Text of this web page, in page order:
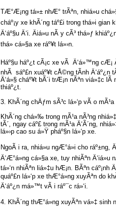
TÆ°Æ¡ng tá»± nhÆ° trÃªn, nhiá»u
cháº¡y xe khÃ´ng táº£i trong thá»i gian
Ä‘áº§u Ä‘i. Äiá»u nÃ y cÃ³ thá»ƒ
thá» cá»§a xe ráº¥t lá»›n.
Háº§u háº¿t cÃ¡c xe vÃ Ä‘á»™ng cÆ¡
nhÃ sáº£n xuáº¥t cÅ©ng tÃ­nh Ä‘áº¿n
Ä‘á»§ cháº¥t bÃ´i trÆ¡n nÃªn viá»‡c lÃ
thiáº¿t.
3. KhÃ´ng chÄƒm sÃ³c lá»‘p vÃ o mÃ¹a
KhÃ´ng chá»‰ trong mÃ¹a nÃ³ng
tÃ´, ngay cáº£ trong mÃ¹a Ä‘Ã´ng,
lá»›p cao su á»Ÿ pháº§n lá»‘p xe.
NgoÃ i ra, nhiá»u ngÆ°á»i cho
Ä‘Æ°á»ng cá»§a xe, tuy nhiÃªn
tá»‘n nhiÃªn liá»‡u hÆ¡n. BÃªn cáº¡nh
quáº£n lá»‘p xe thÆ°á»ng xuyÃªn do
Ä‘áº¿n má»™t vÃ i ráº¯c rá»‘i.
4. KhÃ´ng thÆ°á»ng xuyÃªn vá»‡ sinh